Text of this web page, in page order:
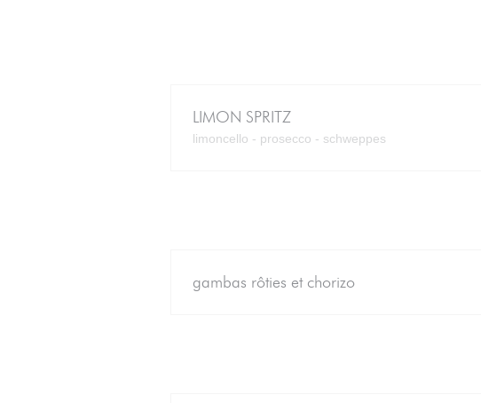
LIMON SPRITZ
limoncello - prosecco - schweppes
gambas rôties et chorizo